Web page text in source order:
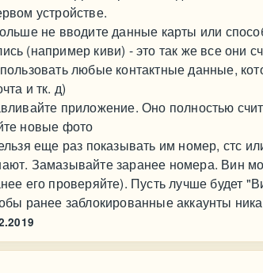
устройстве.
не вводите данные карты или
(например киви) - это так же все они
любые контактные данные,
и тк. д)
приложение. Оно полностью
новые фото
еще раз показывать им номер, стс
Замазывайте заранее номера. Вин
его проверяйте). Пусть лучше будет
ранее заблокированные аккаунты